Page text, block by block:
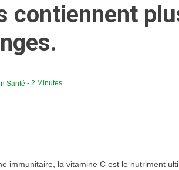
contiennent
Santé - 2 Minutes
immunitaire, la vitamine C est le nutriment